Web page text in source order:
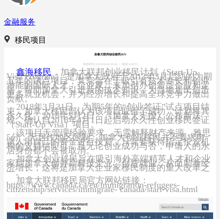
金融服务
移民项目
加拿大联邦创业移民SUV
发布时间:2023-09-04 09:48 阅读:492972
鑫海移民 ，加拿大联邦创业移民计划（Start-Up
Visa Program） 是加拿大政府于2013年3月启动的为期
五年的试点项目，其宗旨在于吸引有技术专长和创业
潜能的国际人才、企业家，来加创办创新型企业和定
居，帮助加拿大引进新的技术知识，为当地居民创造
更多就业机会，并为经济增长和提高全球竞争力做出
贡献。
2018年3月31日，为期5年的“创业签证”试点项目结
束，加拿大移民部认为该项目取得了成功，计划将其
永久化。2018年5月2日，《加拿大宪报》公布新法
规，确认自2018年4月1日起启动永久性创业移民签证
（Start-Up Visa）项目。
该项目无管理经验要求，无需解释财产来源，雅思
5分，无居住地区限制。加拿大创业移民并不要求申
请人用自己的资金进行投资，只需要获得指定投资机
构的支持信即可，且无论创业成功与否，申请人的永
居身份都不会被取消。
加拿大创业移民旨在吸引海外高端精英人才和企业
家到加拿大创办高科技企业、创造就业，从而刺激经
济增长，这将是加拿大企业家移民制度的重大改革之
一。
加拿大联邦移民局官方网站链接：
https://www.canada.ca/en/immigration-refugees-
citizenship/services/immigrate- canada/start-visa.html